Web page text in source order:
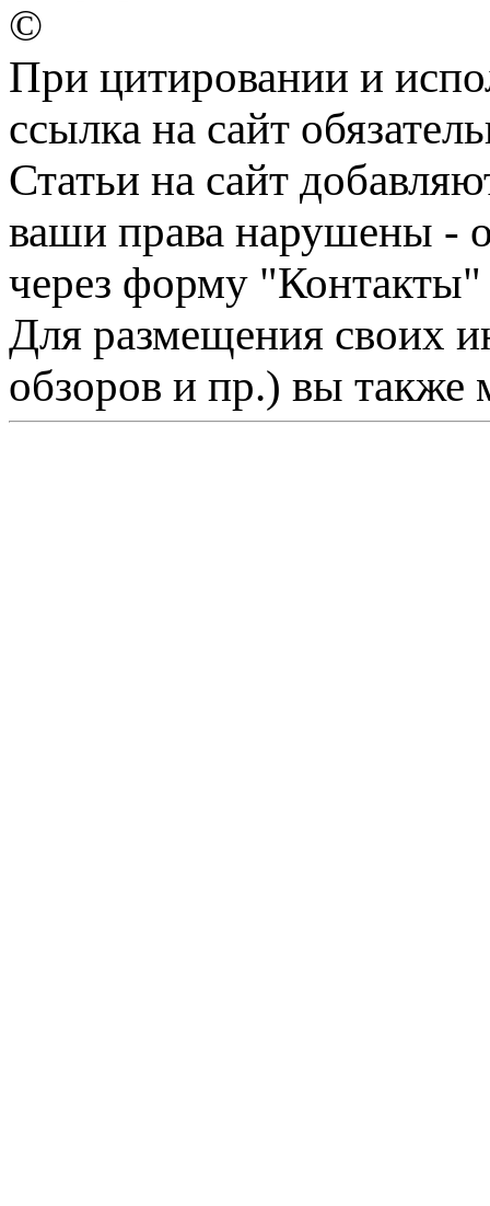
©
При цитировании и
ссылка на сайт
Статьи на сайт
ваши права нарушены -
через форму "Контакты"
Для размещения своих
обзоров и пр.) вы также